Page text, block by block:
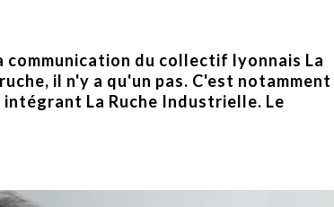
Tourisme lance
Ardèche Trip
Planner
29 JUILLET 2026
[Debrief]
mise sur la
saison autour de
marketing et
du collectif lyonnais La
il n'y a qu'un pas. C'est notamment
La Ruche Industrielle. Le